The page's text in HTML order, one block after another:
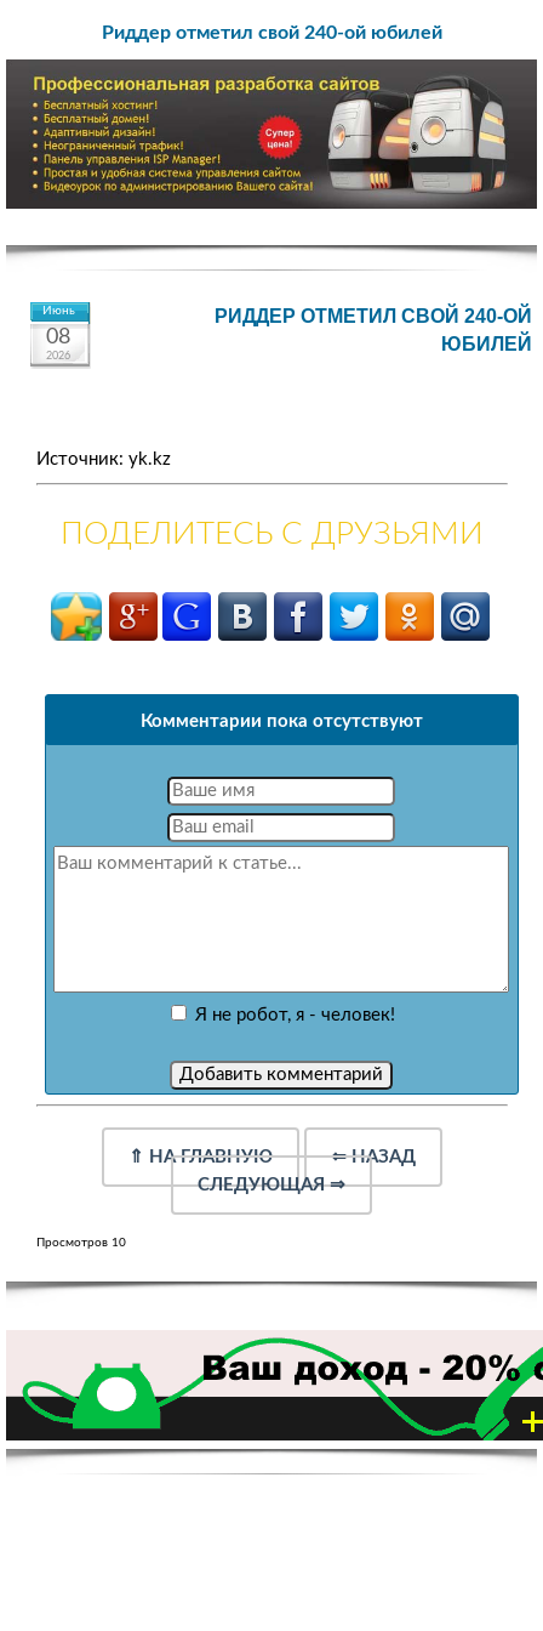
Риддер отметил свой 240-ой юбилей
Июнь
08
2026
РИДДЕР ОТМЕТИЛ СВОЙ 240-ОЙ
ЮБИЛЕЙ
Источник: yk.kz
ПОДЕЛИТЕСЬ С ДРУЗЬЯМИ
Комментарии пока отсутствуют
Я не робот, я - человек!
⇑ НА ГЛАВНУЮ ⇐НАЗАД
СЛЕДУЮЩАЯ⇒
Просмотров 10